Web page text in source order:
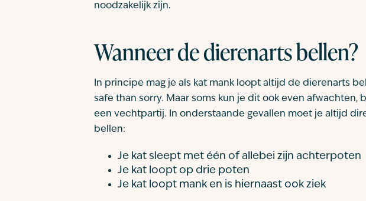
noodzakelijk zijn.
Wanneer de dierenarts bellen?
In principe mag je als kat mank loopt altijd de dierenarts
safe than sorry. Maar soms kun je dit ook even afwachten,
een vechtpartij. In onderstaande gevallen moet je altijd
bellen:
Je kat sleept met één of allebei zijn achterpoten
Je kat loopt op drie poten
Je kat loopt mank en is hiernaast ook ziek